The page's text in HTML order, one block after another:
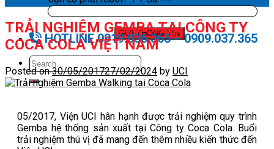
HOTLINE 0919.036.365 – 0909.037.365
TRẢI NGHIỆM GEMBA TẠI CÔNG TY
COCA COLA VIỆT NAM
Posted on30/05/201727/02/2024 by UCI
05/2017, Viện UCI hân hạnh được trải nghiệm quy trình
Gemba hệ thống sản xuất tại Công ty Coca Cola. Buổi
trải nghiệm thú vị đã mang đến thêm nhiều kiến thức đến